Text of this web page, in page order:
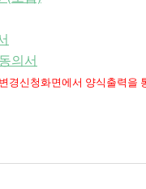
의서
경신청화면에서 양식출력을